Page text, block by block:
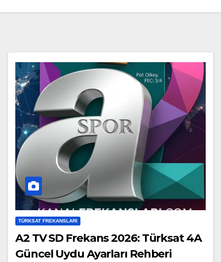
TÜRKSAT FREKANSLARI
A2 TV SD Frekans 2026: Türksat 4A
Güncel Uydu Ayarları Rehberi